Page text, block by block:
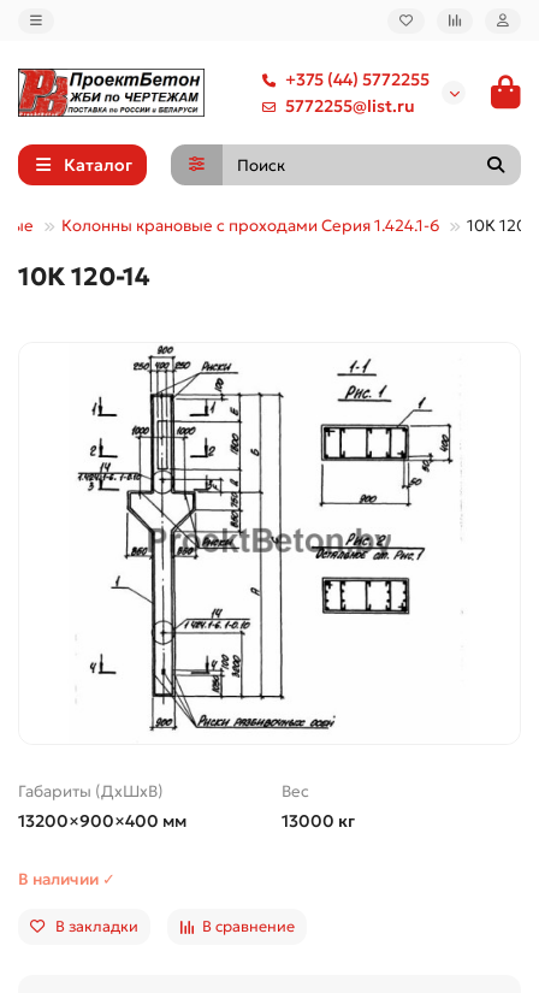
+375 (44) 5772255
5772255@list.ru
Каталог
Колонны крановые с проходами Серия 1.424.1-6 10К 120-
10К 120-14
Габариты (ДхШхВ)
13200×900×400 мм
Вес
13000 кг
В наличии ✓
В закладки В сравнение